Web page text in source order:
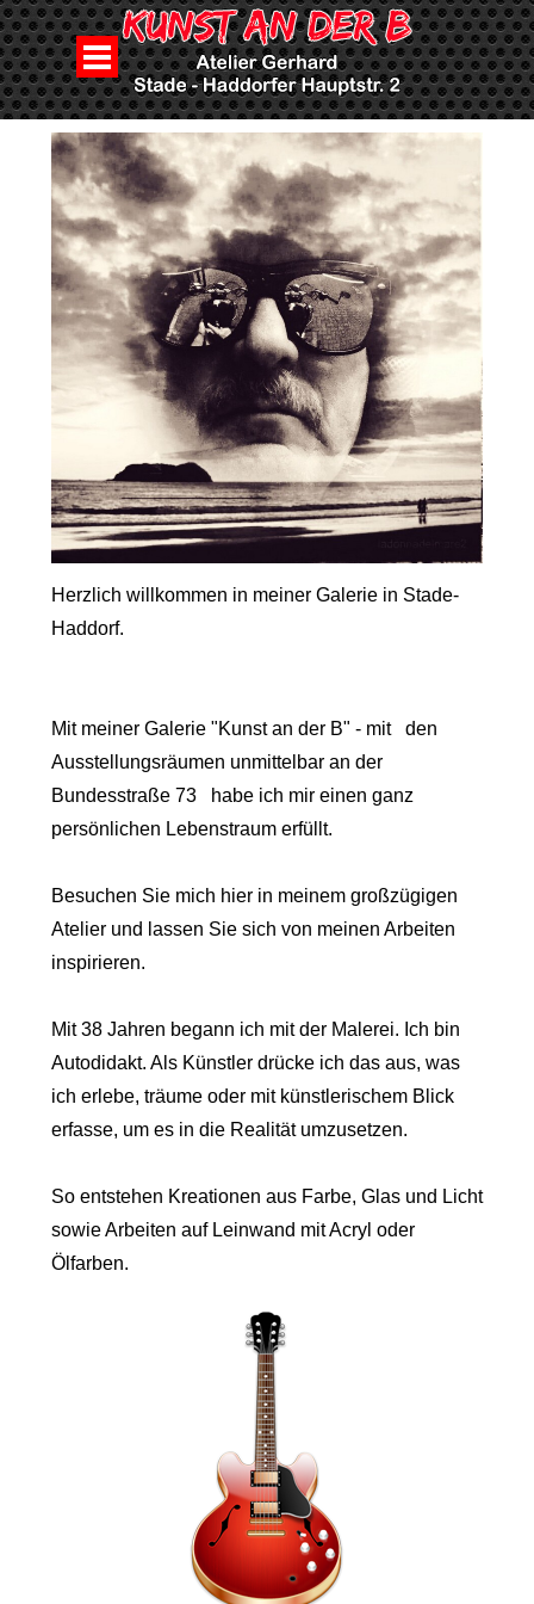
Direkt zum Seiteninhalt
Menü überspringen
Herzlich willkommen in meiner Galerie in Stade-
Haddorf.
Mit meiner Galerie "Kunst an der B" - mit den
Ausstellungsräumen unmittelbar an der
Bundesstraße 73 habe ich mir einen ganz
persönlichen Lebenstraum erfüllt.
Besuchen Sie mich hier in meinem großzügigen
Atelier und lassen Sie sich von meinen Arbeiten
inspirieren.
Mit 38 Jahren begann ich mit der Malerei. Ich bin
Autodidakt. Als Künstler drücke ich das aus, was
ich erlebe, träume oder mit künstlerischem Blick
erfasse, um es in die Realität umzusetzen.
So entstehen Kreationen aus Farbe, Glas und Licht
sowie Arbeiten auf Leinwand mit Acryl oder
Ölfarben.